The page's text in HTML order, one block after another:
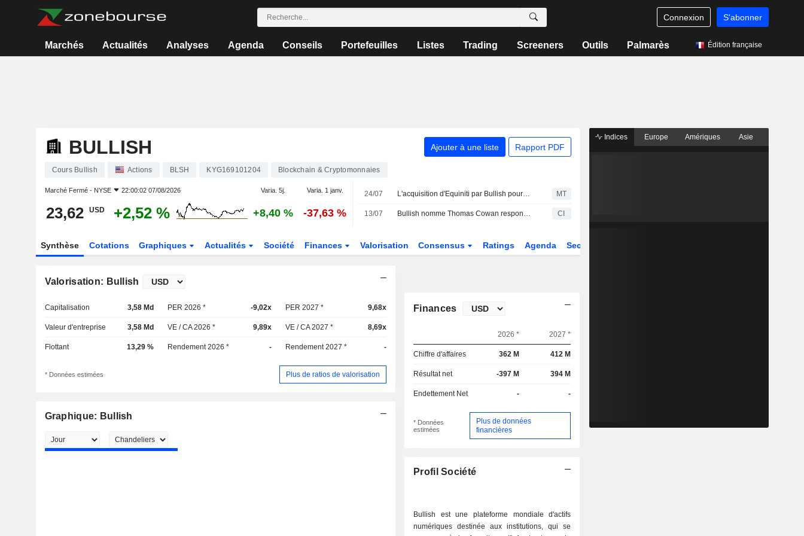
Connexion S'abonner
Marchés Actualités Analyses Agenda Conseils Portefeuilles Listes Trading Screeners Outils Palmarès Édition française
BULLISH Ajouter à une liste Rapport PDF
Cours Bullish Actions BLSH KYG169101204 Blockchain & Cryptomonnaies
Marché Fermé - NYSE 22:00:02 07/08/2026 Varia. 5j. Varia. 1 janv.
23,62 USD +2,52 % +8,40 % -37,63 %
24/07 L'acquisition d'Equiniti par Bullish pour 4,2 milliards de dollars reçoit le feu vert des autorités de la concurrence au Royaume-Uni, aux États-Unis et en Allemagne MT
13/07 Bullish nomme Thomas Cowan responsable de la tokenisation CI
Synthèse Cotations Graphiques Actualités Société Finances Valorisation Consensus Ratings Agenda Secteur
Valorisation: Bullish
Capitalisation 3,58 Md PER 2026 * -9,02x PER 2027 * 9,68x
Valeur d'entreprise 3,58 Md VE / CA 2026 * 9,89x VE / CA 2027 * 8,69x
Flottant 13,29 % Rendement 2026 * - Rendement 2027 * -
* Données estimées Plus de ratios de valorisation
Graphique: Bullish
Finances
2026 * 2027 *
Chiffre d'affaires 362 M 412 M
Résultat net -397 M 394 M
Endettement Net - -
* Données
estimées
Plus de données
financières
Profil Société
Bullish est une plateforme mondiale d'actifs
numériques destinée aux institutions, qui se
Indices Europe Amériques Asie